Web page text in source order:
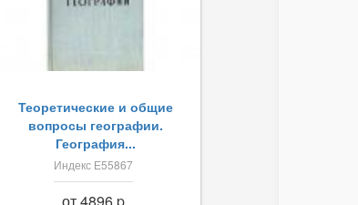
Теоретические и общие
вопросы географии.
География...
Индекс Е55867